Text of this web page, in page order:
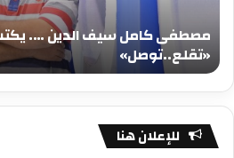
«تقلع..توصل»
مصطفى كامل سيف الدين ….
«تقلع..توصل»
للإعلان هنا